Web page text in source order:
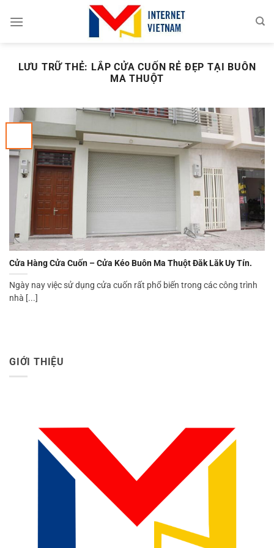
đến
LƯU TRỮ THẺ: LẮP CỬA CUỐN RẺ ĐẸP TẠI BUÔN
MA THUỘT
Cửa Hàng Cửa Cuốn – Cửa Kéo Buôn Ma Thuột Đăk Lăk Uy Tín.
Ngày nay việc sử dụng cửa cuốn rất phổ biến trong các công trình
nhà [...]
GIỚI THIỆU